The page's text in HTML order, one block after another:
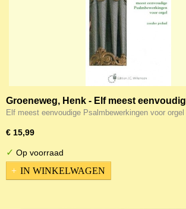
Groeneweg, Henk - Elf meest
Psalmbewerkingen voor orgel zonder
Elf meest eenvoudige Psalmbewerkingen voor
€ 15,99
✓ Op voorraad
IN WINKELWAGEN